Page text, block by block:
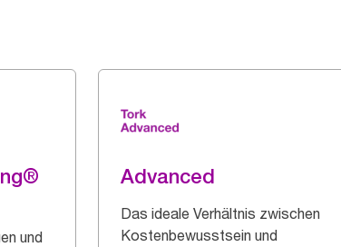
und
Advanced
Das ideale Verhältnis zwischen
Kostenbewusstsein und